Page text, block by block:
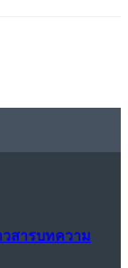
วสารบทความ